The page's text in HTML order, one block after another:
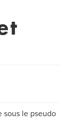
sous le pseudo